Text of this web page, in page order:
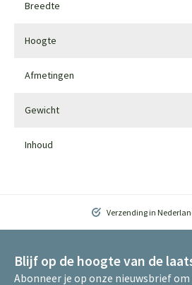
Breedte
Hoogte
Afmetingen
Gewicht
Inhoud
Verzending in
Blijf op de hoogte van de
Abonneer je op onze nieuwsbrief